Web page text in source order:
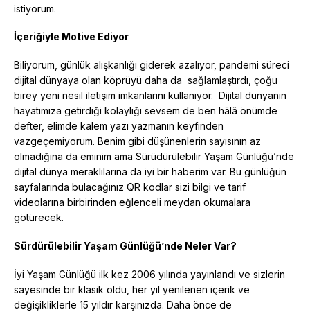
istiyorum.
İçeriğiyle Motive Ediyor
Biliyorum, günlük alışkanlığı giderek azalıyor, pandemi süreci
dijital dünyaya olan köprüyü daha da sağlamlaştırdı, çoğu
birey yeni nesil iletişim imkanlarını kullanıyor. Dijital dünyanın
hayatımıza getirdiği kolaylığı sevsem de ben hâlâ önümde
defter, elimde kalem yazı yazmanın keyfinden
vazgeçemiyorum. Benim gibi düşünenlerin sayısının az
olmadığına da eminim ama Sürüdürülebilir Yaşam Günlüğü’nde
dijital dünya meraklılarına da iyi bir haberim var. Bu günlüğün
sayfalarında bulacağınız QR kodlar sizi bilgi ve tarif
videolarına birbirinden eğlenceli meydan okumalara
götürecek.
Sürdürülebilir Yaşam Günlüğü’nde Neler Var?
İyi Yaşam Günlüğü ilk kez 2006 yılında yayınlandı ve sizlerin
sayesinde bir klasik oldu, her yıl yenilenen içerik ve
değişikliklerle 15 yıldır karşınızda. Daha önce de